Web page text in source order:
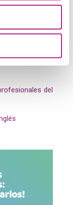
the Cocker
the world.
del